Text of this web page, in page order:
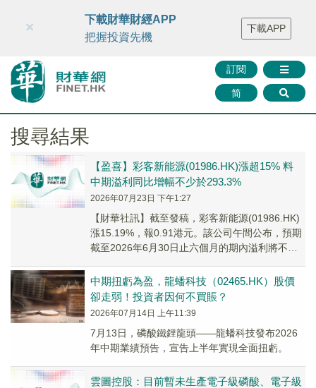
財華智庫網 FINTV FINMETA 財華證券 媒體矩陣
智庫沙龍
聯絡我們
訂閱
简
×
下載財華財經APP
把握投資先機
下載APP
搜尋結果
【盈喜】彩客新能源(01986.HK)漲超15% 料
中期溢利同比增幅不少於293.3%
2026年07月23日 下午1:27
【財華社訊】截至發稿，彩客新能源(01986.HK)
漲15.19%，報0.91港元。該公司午間公布，預期
截至2026年6月30日止六個月的期內溢利將不少
中期扭虧為盈，龍蟠科技（02465.HK）股價
卻走弱！投資者因何不買賬？
2026年07月14日 上午11:39
7月13日，磷酸鐵鋰龍頭——龍蟠科技發布2026
年中期業績預告，宣告上半年實現全面扭虧。
雲圖控股：目前暫未生產電子級磷酸、電子級